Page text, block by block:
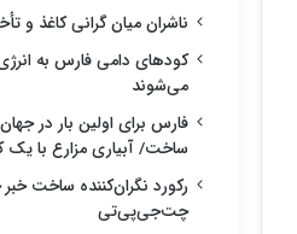
ناشران میان گرانی کاغذ و
کودهای دامی فارس به انرژی
می‌شوند
فارس برای اولین بار در
ساخت/ آبیاری مزارع با یک
رکورد نگران‌کننده ساخت
چت‌جی‌پی‌تی